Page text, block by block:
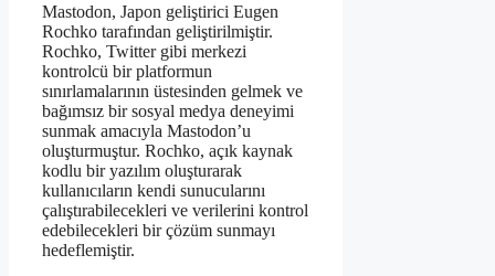
Mastodon, Japon geliştirici Eugen
Rochko tarafından geliştirilmiştir.
Rochko, Twitter gibi merkezi
kontrolcü bir platformun
sınırlamalarının üstesinden gelmek ve
bağımsız bir sosyal medya deneyimi
sunmak amacıyla Mastodon’u
oluşturmuştur. Rochko, açık kaynak
kodlu bir yazılım oluşturarak
kullanıcıların kendi sunucularını
çalıştırabilecekleri ve verilerini kontrol
edebilecekleri bir çözüm sunmayı
hedeflemiştir.